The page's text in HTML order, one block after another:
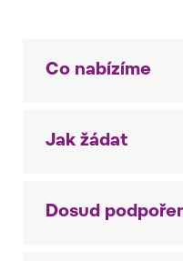
Co nabízíme
Jak žádat
Dosud